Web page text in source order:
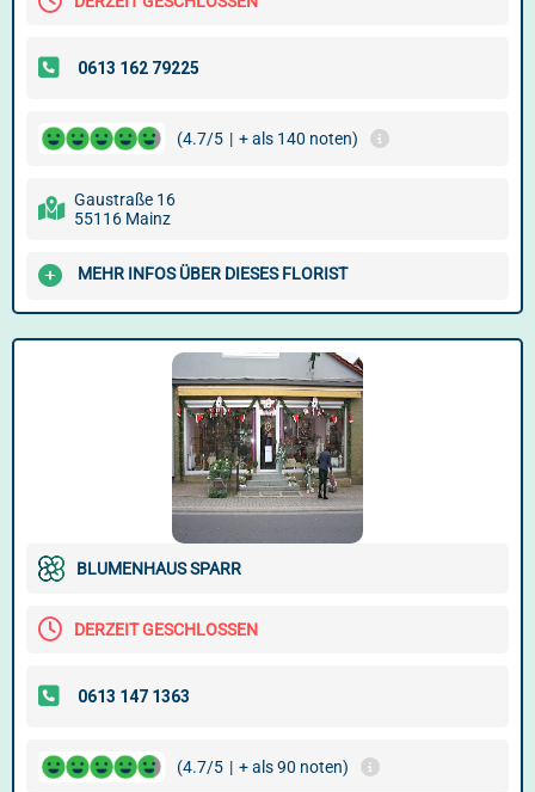
(4.7/5 | + als 140 noten)
Gaustraße 16
55116 Mainz
MEHR INFOS ÜBER DIESES FLORIST
BLUMENHAUS SPARR
DERZEIT GESCHLOSSEN
(4.7/5 | + als 90 noten)